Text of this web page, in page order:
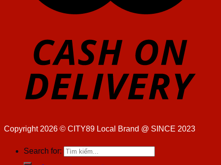
Copyright 2026 © CITY89 Local Brand @ SINCE 2023
Search for: